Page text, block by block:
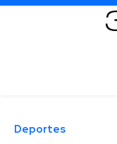
Deportes